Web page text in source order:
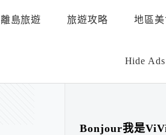
離島旅遊 旅遊攻略 地區
Hide
Bonjour我是